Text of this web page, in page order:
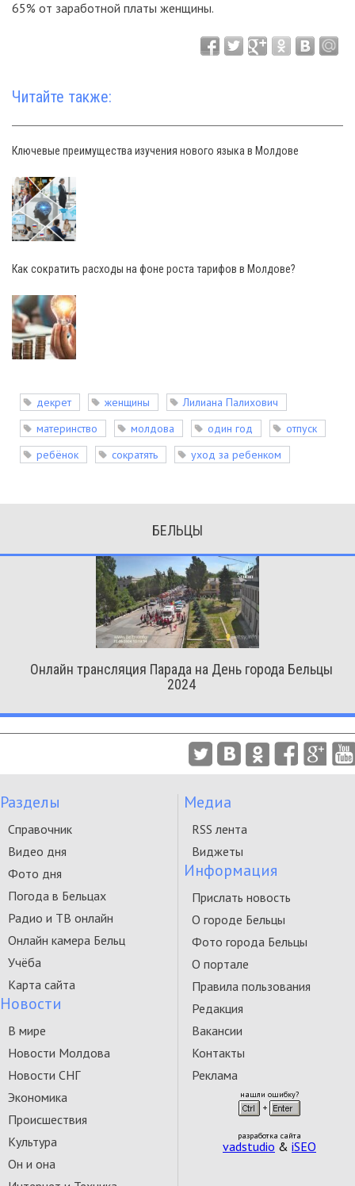
65% от заработной платы женщины.
Читайте также:
Ключевые преимущества изучения нового языка в Молдове
Как сократить расходы на фоне роста тарифов в Молдове?
декрет женщины
Лилиана Палихович
материнство
молдова один год
отпуск
ребёнок
сократять уход за ребенком
БЕЛЬЦЫ
Онлайн трансляция Парада на День города Бельцы
2024
Разделы
Справочник
Видео дня
Фото дня
Погода в Бельцах
Радио и ТВ онлайн
Онлайн камера Бельц
Учёба
Карта сайта
Новости
В мире
Новости Молдова
Новости СНГ
Экономика
Происшествия
Культура
Он и она
Медиа
RSS лента
Виджеты
Информация
Прислать новость
О городе Бельцы
Фото города Бельцы
О портале
Правила пользования
Редакция
Вакансии
Контакты
Реклама
нашли ошибку?
разработка сайта
vadstudio & iSEO